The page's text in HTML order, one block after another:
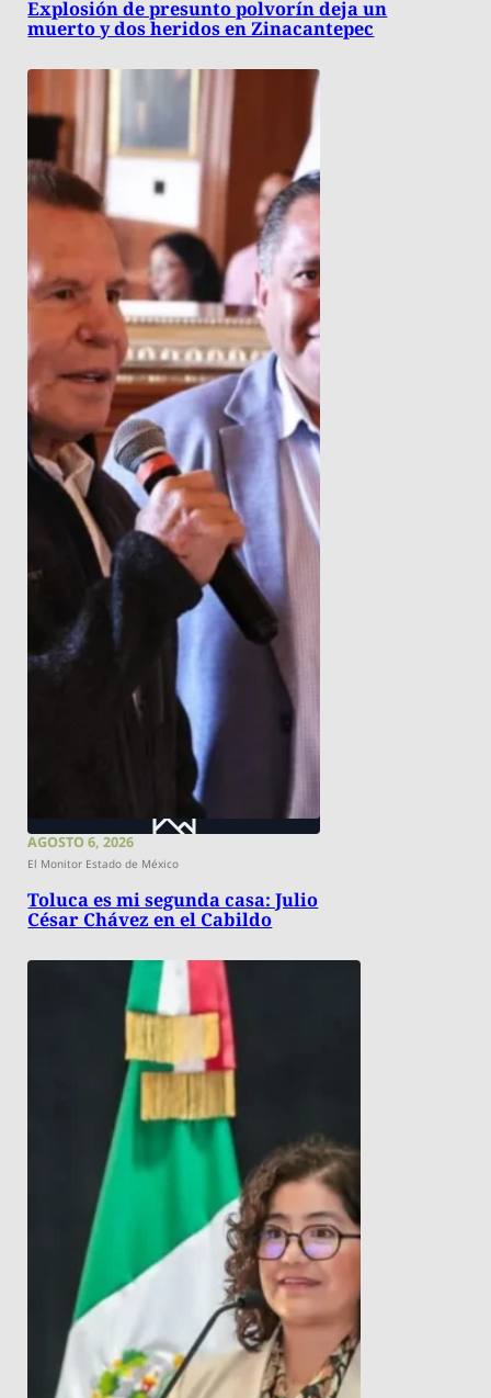
Explosión de presunto polvorín deja un
muerto y dos heridos en Zinacantepec
AGOSTO 6, 2026
El Monitor Estado de México
Toluca es mi segunda casa: Julio
César Chávez en el Cabildo